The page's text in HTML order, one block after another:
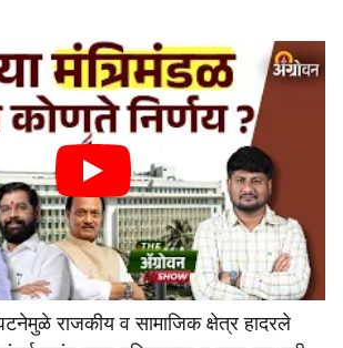
राजकीय व सामाजिक क्षेत्र हादरले